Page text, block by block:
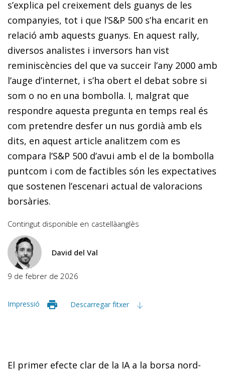
s’explica pel creixement dels guanys de les
companyies, tot i que l’S&P 500 s’ha encarit en
relació amb aquests guanys. En aquest rally,
diversos analistes i inversors han vist
reminiscències del que va succeir l’any 2000 amb
l’auge d’internet, i s’ha obert el debat sobre si
som o no en una bombolla. I, malgrat que
respondre aquesta pregunta en temps real és
com pretendre desfer un nus gordià amb els
dits, en aquest article analitzem com es
compara l’S&P 500 d’avui amb el de la bombolla
puntcom i com de factibles són les expectatives
que sostenen l’escenari actual de valoracions
borsàries.
Contingut disponible en castellàanglès
David del Val
9 de febrer de 2026
Impressió Descarregar fitxer
El primer efecte clar de la IA a la borsa nord-